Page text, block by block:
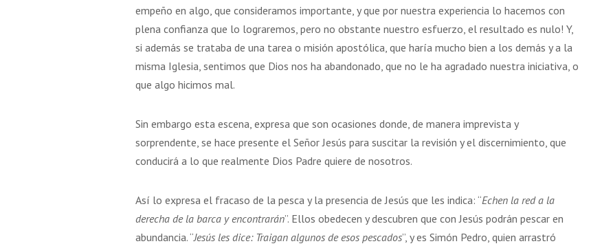
empeño en algo, que consideramos importante, y que por nuestra experiencia lo hacemos con
plena confianza que lo lograremos, pero no obstante nuestro esfuerzo, el resultado es nulo! Y,
si además se trataba de una tarea o misión apostólica, que haría mucho bien a los demás y a la
misma Iglesia, sentimos que Dios nos ha abandonado, que no le ha agradado nuestra iniciativa, o
que algo hicimos mal.
Sin embargo esta escena, expresa que son ocasiones donde, de manera imprevista y
sorprendente, se hace presente el Señor Jesús para suscitar la revisión y el discernimiento, que
conducirá a lo que realmente Dios Padre quiere de nosotros.
Así lo expresa el fracaso de la pesca y la presencia de Jesús que les indica: “Echen la red a la
derecha de la barca y encontrarán”. Ellos obedecen y descubren que con Jesús podrán pescar en
abundancia. “Jesús les dice: Traigan algunos de esos pescados”, y es Simón Pedro, quien arrastró